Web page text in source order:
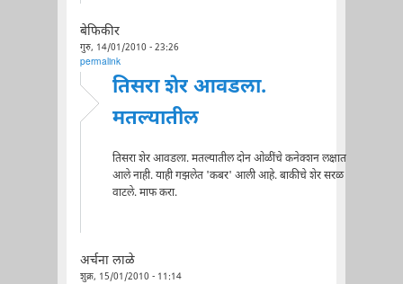
बेफिकीर
गुरु, 14/01/2010 - 23:26
permalink
तिसरा शेर आवडला.
मतल्यातील
तिसरा शेर आवडला. मतल्यातील दोन ओळींचे कनेक्शन लक्षात
आले नाही. याही गझलेत 'कबर' आली आहे. बाकीचे शेर सरळ
वाटले. माफ करा.
अर्चना लाळे
शुक्र, 15/01/2010 - 11:14